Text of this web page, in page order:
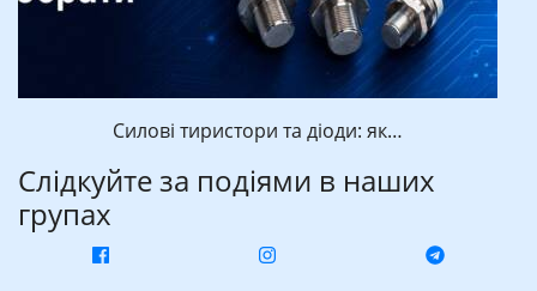
Силові тиристори та діоди: як…
Слідкуйте за подіями в наших
групах